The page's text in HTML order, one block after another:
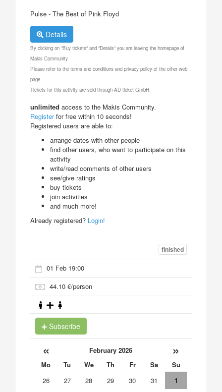
Pulse - The Best of Pink Floyd
Details
By clicking on "Buy tickets" and "Details" you are leaving the homepage of
Makis Community.
Please refer to the terms and conditions and privacy policy of the other web
page.
Tickets for this activity are sold through AD ticket GmbH.
unlimited access to the Makis Community.
Registerfor free within 10 seconds!
Registered users are able to:
arrange dates with other people
find other users, who want to participate on this
activity
write/read comments of other users
see/give ratings
buy tickets
join activities
and much more!
Already registered? Login!
finished
01 Feb 19:00
44.10 €/person
Subscribe
« February 2026 »
Mo Tu We Th Fr Sa
Su
26
27 28 29 30 31
1